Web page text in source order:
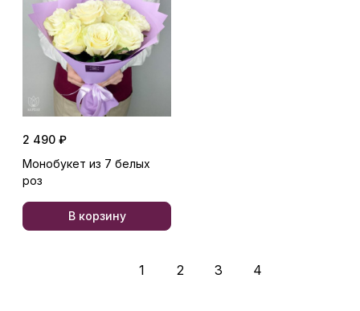
2 490 ₽
Монобукет из 7 белых
роз
В корзину
1 2 3 4